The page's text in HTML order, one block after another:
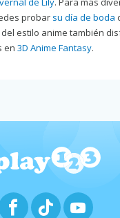
probar su día de boda
del estilo anime también
en 3D Anime Fantasy.